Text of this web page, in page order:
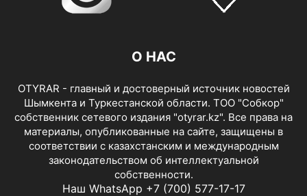
О НАС
OTYRAR - главный и достоверный источник новостей
Шымкента и Туркестанской области. ТОО "Собкор"
собственник сетевого издания "otyrar.kz". Все права на
материалы, опубликованные на сайте, защищены в
соответствии с казахстанским и международным
законодательством об интеллектуальной
собственности.
Наш WhatsApp +7 (700) 577-17-17